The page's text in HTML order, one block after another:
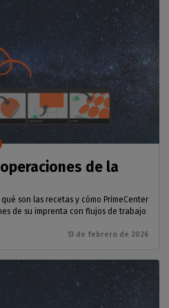
de la
son las recetas y cómo PrimeCenter
de su imprenta con flujos de trabajo
13 de febrero de 2026